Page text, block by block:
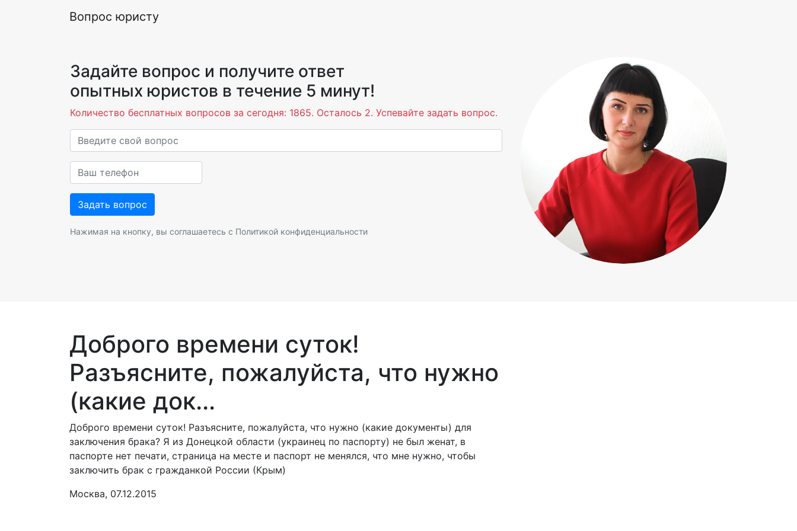
Вопрос юристу
Задайте вопрос и получите ответ
опытных юристов в течение 5 минут!
Количество бесплатных вопросов за сегодня: 1865. Осталось 2. Успевайте задать вопрос.
Нажимая на кнопку, вы соглашаетесь с Политикой конфиденциальности
Доброго времени суток!
Разъясните, пожалуйста, что нужно
(какие док...
Доброго времени суток! Разъясните, пожалуйста, что нужно (какие документы) для
заключения брака? Я из Донецкой области (украинец по паспорту) не был женат, в
паспорте нет печати, страница на месте и паспорт не менялся, что мне нужно, чтобы
заключить брак с гражданкой России (Крым)
Москва, 07.12.2015